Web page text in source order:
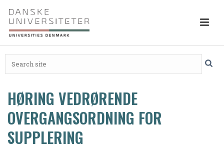
HØRING VEDRØRENDE
OVERGANGSORDNING FOR
SUPPLERING